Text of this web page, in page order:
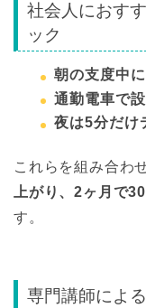
社会人におす
ック
朝の支度中
通勤電車で
夜は5分だけ
これらを組み合わ
上がり、2ヶ月で
す。
専門講師によ